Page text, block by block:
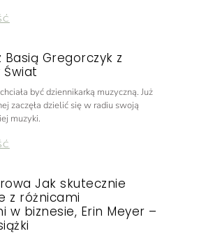
Basią Gregorczyk z
być dziennikarką muzyczną. Już
zaczęła dzielić się w radiu swoją
muzyki.
Jak skutecznie
z różnicami
w biznesie, Erin Meyer –